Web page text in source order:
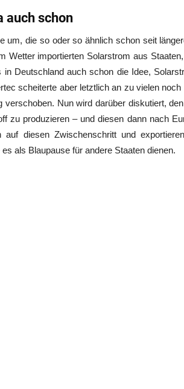
auch schon
um, die so oder so ähnlich schon seit
Wetter importierten Solarstrom aus
Deutschland auch schon die Idee,
scheiterte aber letztlich an zu vielen noch
Nun wird darüber diskutiert,
zu produzieren – und diesen dann nach
auf diesen Zwischenschritt und
als Blaupause für andere Staaten dienen.